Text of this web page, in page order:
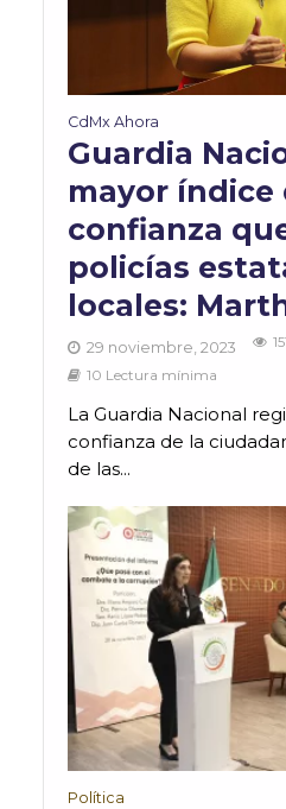
CdMx Ahora
Guardia
mayor índice
confianza
policías
locales:
29 noviembre, 2023
10 Lectura mínima
La Guardia Nacional
confianza de la
de las...
Política